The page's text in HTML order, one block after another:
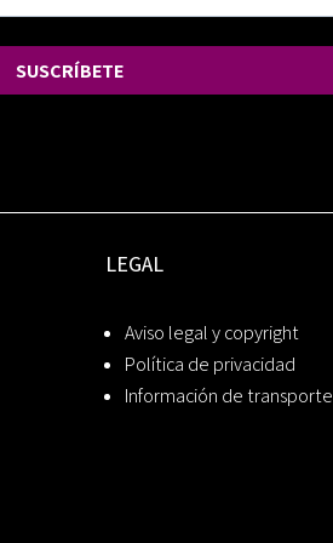
SUSCRÍBETE
LEGAL
Aviso legal y copyright
Política de privacidad
Información de transporte